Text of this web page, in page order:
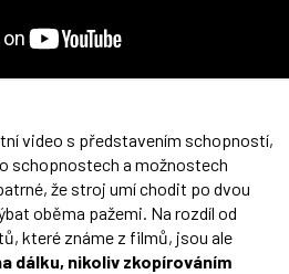
video s představením schopností,
schopnostech a možnostech
že stroj umí chodit po dvou
oběma pažemi. Na rozdíl od
které známe z filmů, jsou ale
dálku, nikoliv zkopírováním